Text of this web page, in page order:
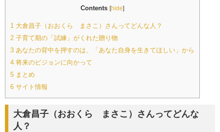
Contents [hide]
1 大倉昌子（おおくら まさこ）さんってどんな人？
2 子育て期の「試練」がくれた贈り物
3 あなたの背中を押すのは、「あなた自身を生きてほしい」から
4 将来のビジョンに向かって
5 まとめ
6 サイト情報
大倉昌子（おおくら まさこ）さんってどんな
人？